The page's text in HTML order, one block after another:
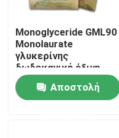
Σπίτι
Προϊόντα
Monoglyceride GML90
Monolaurate
γλυκερίνης
δωδεκανική όξινη
σκόνη για τα τρόφιμα
Αποστολή